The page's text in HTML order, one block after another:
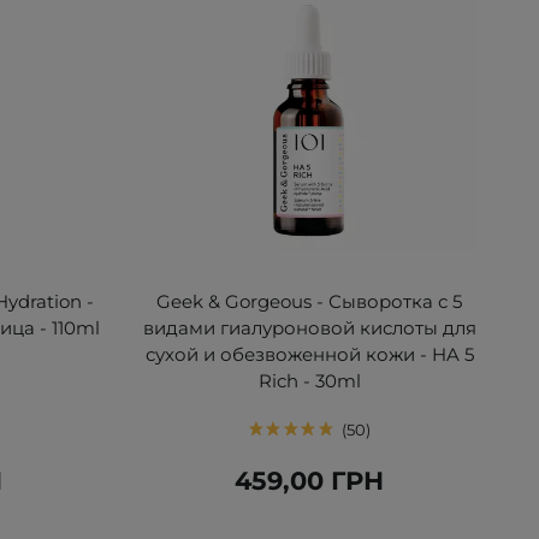
-
- 110ml
Geek & Gorgeous - Сыворотка с 5
видами гиалуроновой кислоты для
сухой и обезвоженной кожи - HA 5
Rich - 30ml
50
459,00 ГРН